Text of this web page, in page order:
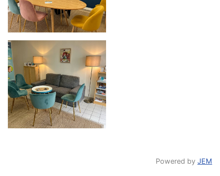
Powered by JEM